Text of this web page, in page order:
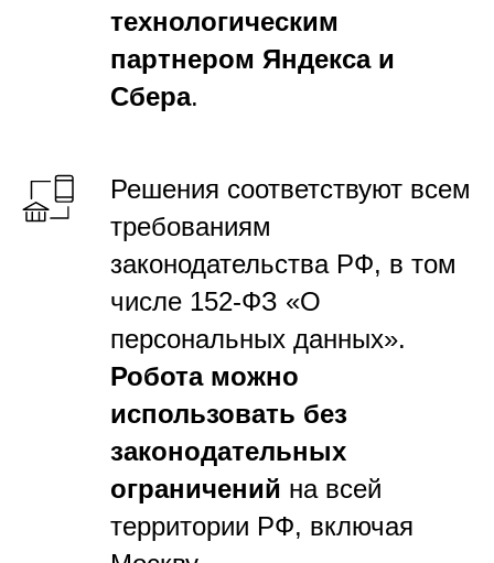
технологическим
партнером Яндекса и
Сбера.
Решения соответствуют всем
требованиям
законодательства РФ, в том
числе 152-ФЗ «О
персональных данных».
Робота можно
использовать без
законодательных
ограничений на всей
территории РФ, включая